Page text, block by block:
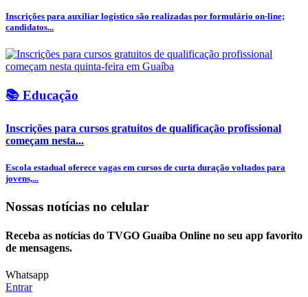
Inscrições para auxiliar logístico são realizadas por formulário on-line;
candidatos...
📚 Educação
Inscrições para cursos gratuitos de qualificação profissional
começam nesta...
Escola estadual oferece vagas em cursos de curta duração voltados para
jovens,...
Nossas notícias no celular
Receba as notícias do TVGO Guaíba Online no seu app favorito
de mensagens.
Whatsapp
Entrar